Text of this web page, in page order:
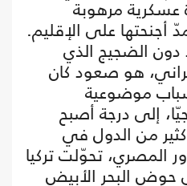
عسكرية مرهوبة
أجنحتها على الإقليم.
دون الضجيج الذي
هو صعود كان
موضوعية
إلى درجة أصبح
من الدول في
المصري، تحوّلت تركيا
حوض البحر الأبيض